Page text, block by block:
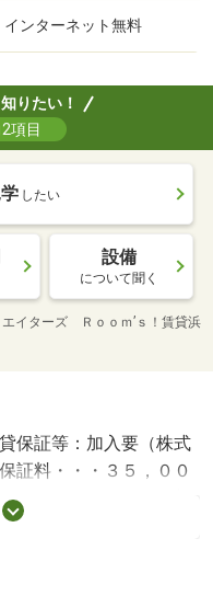
インターネット無料
りたい！
項目
したい
設備
について聞く
エイターズ Ｒｏｏｍ’ｓ！賃貸浜
保証等：加入要（株式
証料・・・３５，００
１％＋８００円 更新
９９円）・鍵交換代：
へ！・バイク置場：な